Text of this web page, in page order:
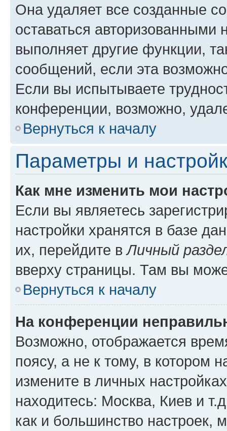
Она удаляет все созданные
оставаться авторизованными
выполняет другие функции,
сообщений, если эта
Если вы испытываете
конференции, возможно,
Вернуться к началу
Параметры и
Как мне изменить мои
Если вы являетесь
настройки хранятся в базе
их, перейдите вЛичный
вверху страницы. Там вы
Вернуться к началу
На конференции
Возможно, отображается
поясу, а не к тому, в котором
измените в личных
находитесь: Москва, Киев и
как и большинство настроек,